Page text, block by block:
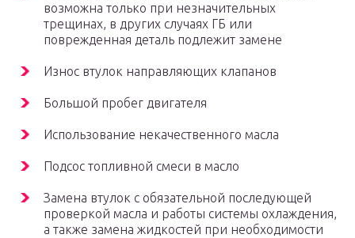
возможна только при незначительных
трещинах, в других случаях ГБ или
поврежденная деталь подлежит замене
Износ втулок направляющих клапанов
Большой пробег двигателя
Использование некачественного масла
Подсос топливной смеси в масло
Замена втулок с обязательной последующей
проверкой масла и работы системы охлаждения,
а также замена жидкостей при необходимости